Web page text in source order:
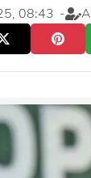
08:43 -